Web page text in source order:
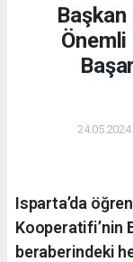
Isparta’da
Kooperatifi’nin
beraberindeki